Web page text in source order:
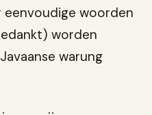
eenvoudige woorden
worden
warung